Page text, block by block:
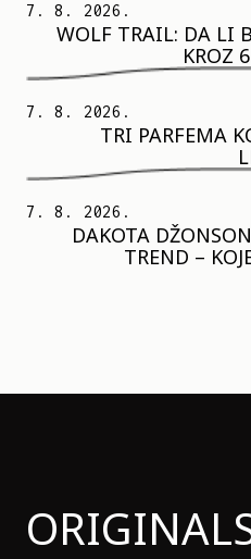
7. 8. 2026.
WOLF TRAIL: DA LI
KROZ
7. 8. 2026.
TRI PARFEMA
7. 8. 2026.
DAKOTA
TREND –